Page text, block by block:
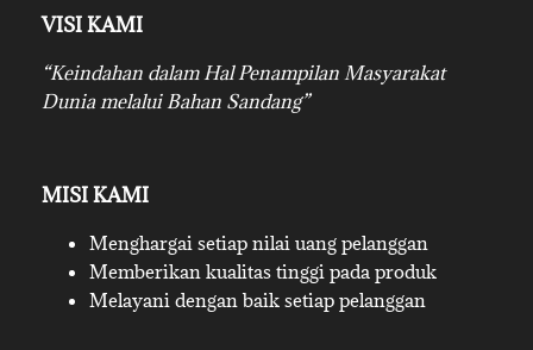
VISI KAMI
“Keindahan dalam Hal Penampilan Masyarakat
Dunia melalui Bahan Sandang”
MISI KAMI
Menghargai setiap nilai uang pelanggan
Memberikan kualitas tinggi pada produk
Melayani dengan baik setiap pelanggan